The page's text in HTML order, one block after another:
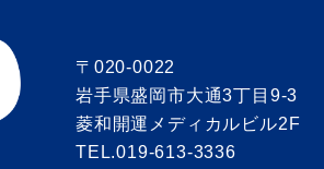
〒020-0022
岩手県盛岡市大通3丁目9-3
菱和開運メディカルビル2F
TEL.019-613-3336